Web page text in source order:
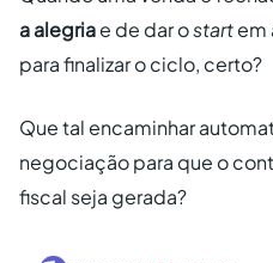
a alegriae de dar ostartem
para finalizar o ciclo, certo?
Que tal encaminhar
negociação para que o
fiscal seja gerada?